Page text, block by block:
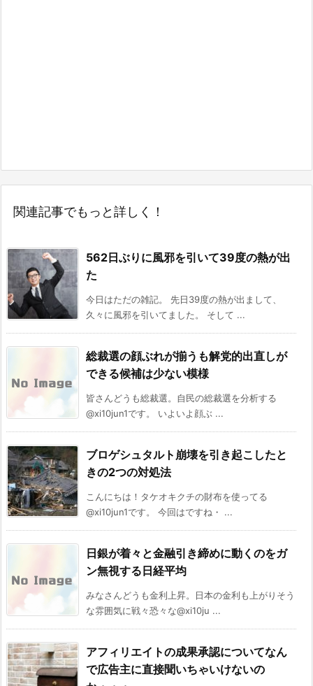
関連記事でもっと詳しく！
562日ぶりに風邪を引いて39度の熱が出
た
今日はただの雑記。 先日39度の熱が出まして、
久々に風邪を引いてました。 そして ...
総裁選の顔ぶれが揃うも解党的出直しが
できる候補は少ない模様
皆さんどうも総裁選。自民の総裁選を分析する
@xi10jun1です。 いよいよ顔ぶ ...
ブロゲシュタルト崩壊を引き起こしたと
きの2つの対処法
こんにちは！タケオキクチの財布を使ってる
@xi10jun1です。 今回はですね・ ...
日銀が着々と金融引き締めに動くのをガ
ン無視する日経平均
みなさんどうも金利上昇。日本の金利も上がりそう
な雰囲気に戦々恐々な@xi10ju ...
アフィリエイトの成果承認についてなん
で広告主に直接聞いちゃいけないの